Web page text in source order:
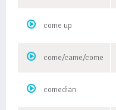
come up
come/came/come
comedian